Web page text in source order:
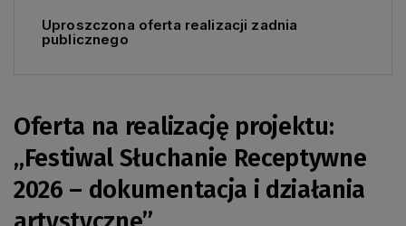
Uproszczona oferta realizacji zadnia
publicznego
Oferta na realizację projektu:
„Festiwal Słuchanie Receptywne
2026 – dokumentacja i działania